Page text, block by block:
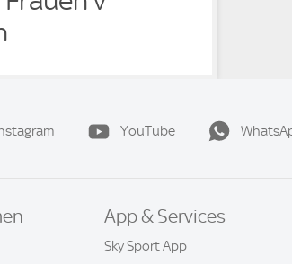
YouTube
App & Services
Sky Sport App